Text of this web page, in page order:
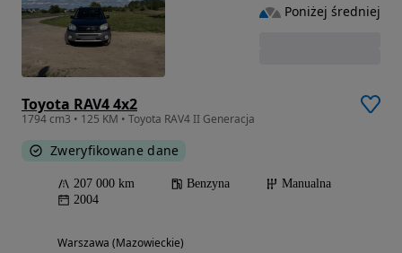
Toyota RAV4 4x2
1794 cm3 • 125 KM • Toyota RAV4 II Generacja
Zweryfikowane dane
207 000 km Benzyna
Manualna
2004
Warszawa (Mazowieckie)
Poniżej średniej